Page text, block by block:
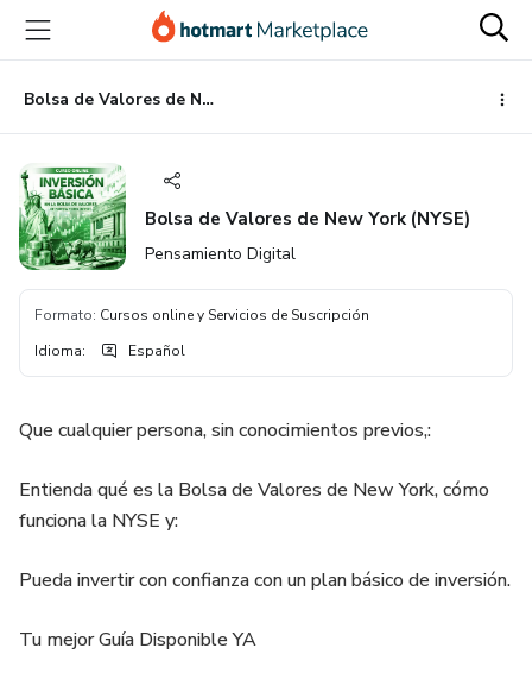
principal
página
de
página
Bolsa de Valores de New York (NYSE)
Bolsa de Valores de New York (NYSE)
Pensamiento Digital
Formato: Cursos online y Servicios de Suscripción
Idioma: Español
Que cualquier persona, sin conocimientos previos,:
Entienda qué es la Bolsa de Valores de New York, cómo
funciona la NYSE y:
Pueda invertir con confianza con un plan básico de inversión.
Tu mejor Guía Disponible YA